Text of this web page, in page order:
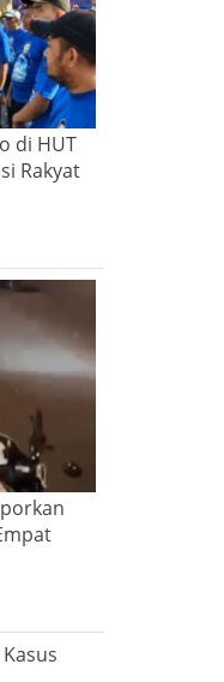
di HUT
Rakyat